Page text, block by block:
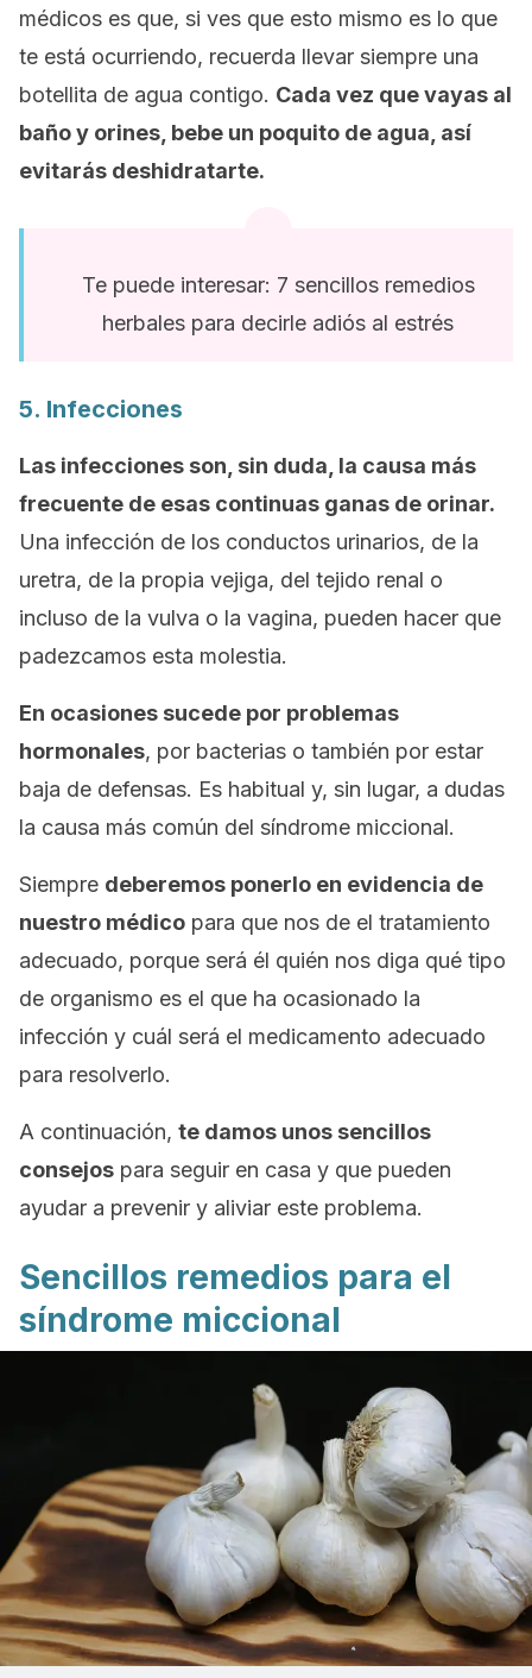
médicos es que, si ves que esto mismo es lo que
te está ocurriendo, recuerda llevar siempre una
botellita de agua contigo. Cada vez que vayas al
baño y orines, bebe un poquito de agua, así
evitarás deshidratarte.
Te puede interesar: 7 sencillos remedios
herbales para decirle adiós al estrés
5. Infecciones
Las infecciones son, sin duda, la causa más
frecuente de esas continuas ganas de orinar.
Una infección de los conductos urinarios, de la
uretra, de la propia vejiga, del tejido renal o
incluso de la vulva o la vagina, pueden hacer que
padezcamos esta molestia.
En ocasiones sucede por problemas
hormonales, por bacterias o también por estar
baja de defensas. Es habitual y, sin lugar, a dudas
la causa más común del síndrome miccional.
Siempre deberemos ponerlo en evidencia de
nuestro médico para que nos de el tratamiento
adecuado, porque será él quién nos diga qué tipo
de organismo es el que ha ocasionado la
infección y cuál será el medicamento adecuado
para resolverlo.
A continuación, te damos unos sencillos
consejos para seguir en casa y que pueden
ayudar a prevenir y aliviar este problema.
Sencillos remedios para el
síndrome miccional